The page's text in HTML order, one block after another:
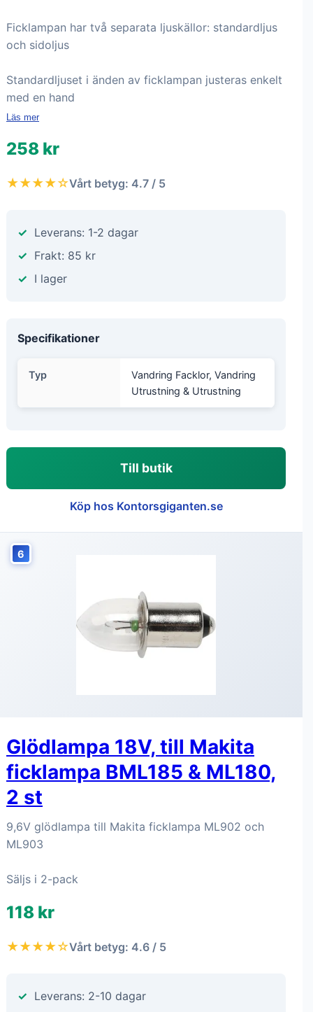
Ficklampan har två separata ljuskällor: standardljus
och sidoljus
Standardljuset i änden av ficklampan justeras enkelt
med en hand
Läs mer
258 kr
★★★★☆Vårt betyg: 4.7 / 5
Leverans: 1-2 dagar
Frakt: 85 kr
I lager
Specifikationer
Typ
Vandring Facklor, Vandring
Utrustning & Utrustning
Till butik
Köp hos Kontorsgiganten.se
6
Glödlampa 18V, till Makita
ficklampa BML185 & ML180,
2 st
9,6V glödlampa till Makita ficklampa ML902 och
ML903
Säljs i 2-pack
118 kr
★★★★☆Vårt betyg: 4.6 / 5
Leverans: 2-10 dagar